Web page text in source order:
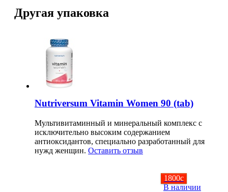
Другая упаковка
1800c
В наличии
Nutriversum Vitamin Women 90 (tab)
Мультивитаминный и минеральный комплекс с
исключительно высоким содержанием
антиоксидантов, специально разработанный для
нужд женщин. Оставить отзыв